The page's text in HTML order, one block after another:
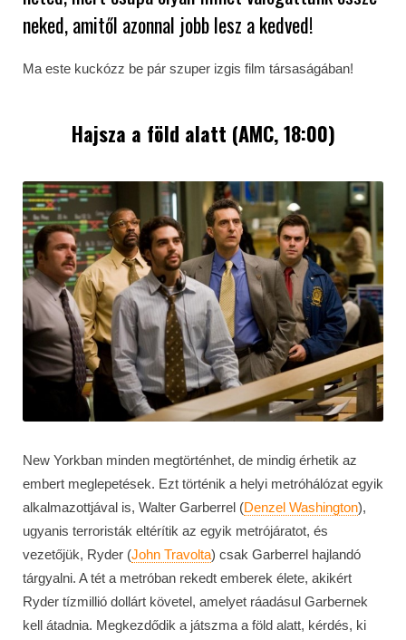
neked, amitől azonnal jobb lesz a kedved!
Ma este kuckózz be pár szuper izgis film társaságában!
Hajsza a föld alatt (AMC, 18:00)
New Yorkban minden megtörténhet, de mindig érhetik az
embert meglepetések. Ezt történik a helyi metróhálózat egyik
alkalmazottjával is, Walter Garberrel (Denzel Washington),
ugyanis terroristák eltérítik az egyik metrójáratot, és
vezetőjük, Ryder (John Travolta) csak Garberrel hajlandó
tárgyalni. A tét a metróban rekedt emberek élete, akikért
Ryder tízmillió dollárt követel, amelyet ráadásul Garbernek
kell átadnia. Megkezdődik a játszma a föld alatt, kérdés, ki